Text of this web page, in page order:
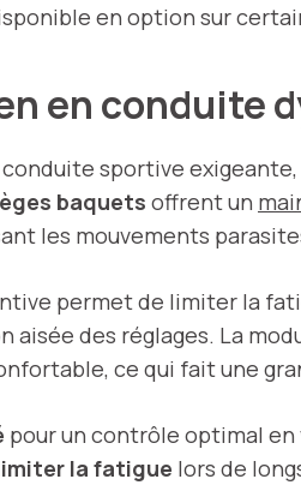
en option sur
en conduite
sportive
baquets offrent un
les mouvements
permet de limiter la
aisée des réglages. La
ce qui fait une
pour un contrôle optimal en
la fatigue lors de